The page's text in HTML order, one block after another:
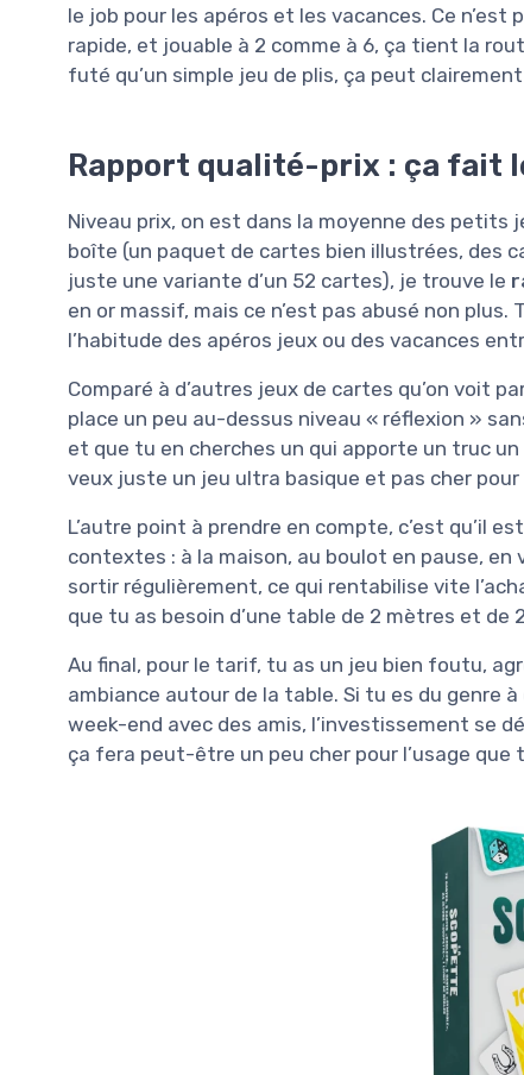
le job pour les apéros et les vacances. Ce
rapide, et jouable à 2 comme à 6, ça tient la
futé qu’un simple jeu de plis, ça peut
Rapport qualité-prix : ça fait
Niveau prix, on est dans la moyenne des petits
boîte (un paquet de cartes bien illustrées, des
juste une variante d’un 52 cartes), je trouve le
en or massif, mais ce n’est pas abusé non
l’habitude des apéros jeux ou des vacances
Comparé à d’autres jeux de cartes qu’on voit
place un peu au-dessus niveau « réflexion »
et que tu en cherches un qui apporte un truc
veux juste un jeu ultra basique et pas cher
L’autre point à prendre en compte, c’est qu’il est
contextes : à la maison, au boulot en pause, en
sortir régulièrement, ce qui rentabilise vite
que tu as besoin d’une table de 2 mètres et de
Au final, pour le tarif, tu as un jeu bien foutu,
ambiance autour de la table. Si tu es du genre
week-end avec des amis, l’investissement se
ça fera peut-être un peu cher pour l’usage que